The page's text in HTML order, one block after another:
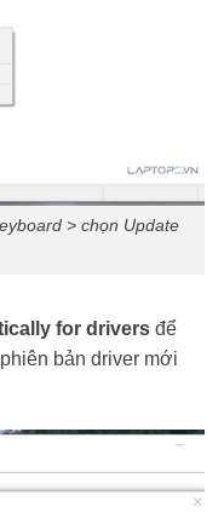
> chọn Update
for driversđể
bản driver mới